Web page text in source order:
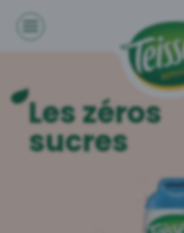
Les zéros
sucres